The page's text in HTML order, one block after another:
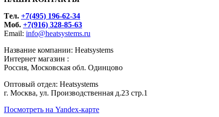
Tел. +7(495) 196-62-34
Моб. +7(916) 328-85-63
Email: info@heatsystems.ru
Название компании: Heatsystems
Интернет магазин :
Россия, Московская обл. Одинцово
Оптовый отдел: Heatsystems
г. Москва, ул. Производственная д.23 стр.1
Посмотреть на Yandex-карте